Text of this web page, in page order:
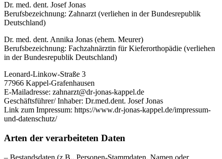
Dr. med. dent. Josef Jonas
Berufsbezeichnung: Zahnarzt (verliehen in der Bundesrepublik
Deutschland)
Dr. med. dent. Annika Jonas (ehem. Meurer)
Berufsbezeichnung: Fachzahnärztin für Kieferorthopädie (verliehen
in der Bundesrepublik Deutschland)
Leonard-Linkow-Straße 3
77966 Kappel-Grafenhausen
E-Mailadresse: zahnarzt@dr-jonas-kappel.de
Geschäftsführer/ Inhaber: Dr.med.dent. Josef Jonas
Link zum Impressum: https://www.dr-jonas-kappel.de/impressum-
und-datenschutz/
Arten der verarbeiteten Daten
– Bestandsdaten (z.B., Personen-Stammdaten, Namen oder